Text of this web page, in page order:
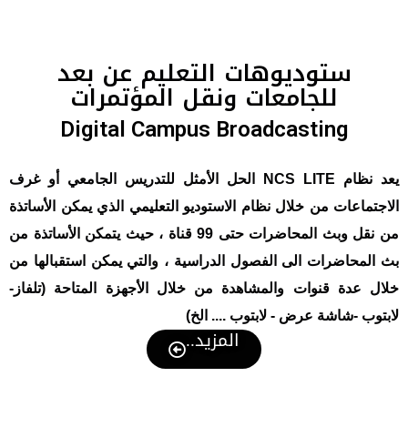
ستوديوهات التعليم عن بعد
للجامعات ونقل المؤتمرات
Digital Campus Broadcasting
يعد نظام NCS LITE الحل الأمثل للتدريس الجامعي أو غرف
الاجتماعات من خلال نظام الاستوديو التعليمي الذي يمكن الأساتذة
من نقل وبث المحاضرات حتى 99 قناة ، حيث يتمكن الأساتذة من
بث المحاضرات الى الفصول الدراسية ، والتي يمكن استقبالها من
خلال عدة قنوات والمشاهدة من خلال الأجهزة المتاحة (تلفاز-
لابتوب -شاشة عرض - لابتوب .... الخ)
المزيد..